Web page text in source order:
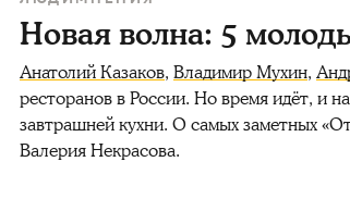
Новая волна: 5
Анатолий Казаков, Владимир Мухин,
ресторанов в России. Но время идёт, и
завтрашней кухни. О самых заметных
Валерия Некрасова.